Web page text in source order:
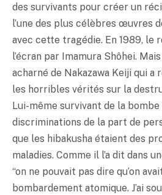
des survivants pour créer un
l’une des plus célèbres œuvres
avec cette tragédie. En 1989, le
l’écran par Imamura Shôhei.
acharné de Nakazawa Keiji qui a
les horribles vérités sur la
Lui-même survivant de la
discriminations de la part de
que les hibakusha étaient des
maladies. Comme il l’a dit dans
“on ne pouvait pas dire qu’on
bombardement atomique. J’ai